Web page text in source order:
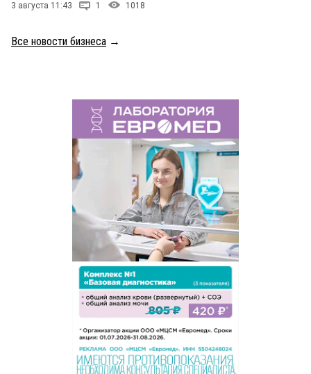
3 августа 11:43 1 1018
Все новости бизнеса →